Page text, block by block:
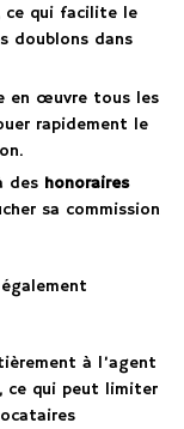
ce qui facilite le
doublons dans
en œuvre tous les
rapidement le
des honoraires
sa commission
à l’agent
ce qui peut limiter